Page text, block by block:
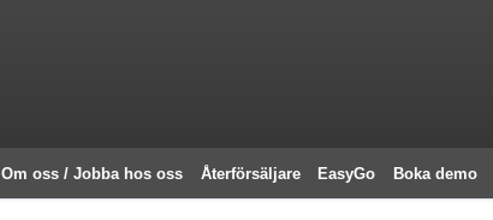
Om oss / Jobba hos oss Återförsäljare EasyGo Boka demo